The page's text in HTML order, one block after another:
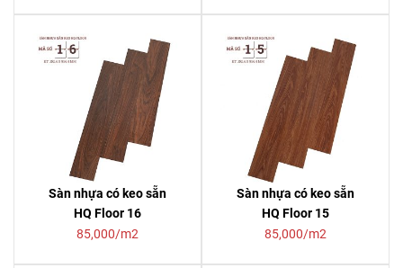
Sàn nhựa có keo sẵn
HQ Floor 16
85,000/m2
Sàn nhựa có keo sẵn
HQ Floor 15
85,000/m2